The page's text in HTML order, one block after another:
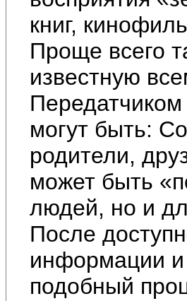
книг,
Проще всего
известную
могут быть:
родители,
может быть
людей, но и
После
информации и
подобный